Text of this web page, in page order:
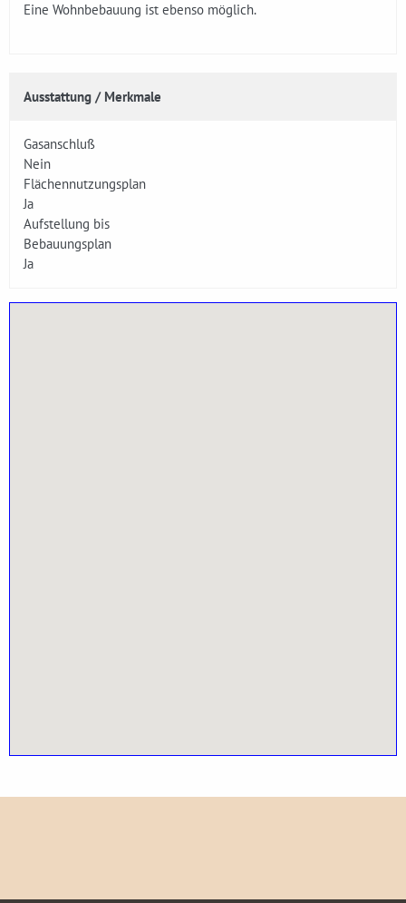
Eine Wohnbebauung ist ebenso möglich.
Ausstattung / Merkmale
Gasanschluß
Nein
Flächennutzungsplan
Ja
Aufstellung bis
Bebauungsplan
Ja